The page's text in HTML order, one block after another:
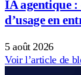
IA agentique
d’usage en
5 août 2026
Voir l’article de